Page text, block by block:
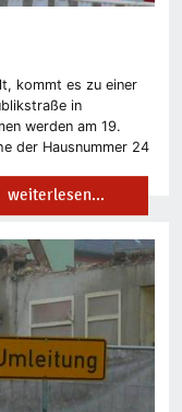
kommt es zu einer
in
werden am 19.
der Hausnummer 24
weiterlesen...